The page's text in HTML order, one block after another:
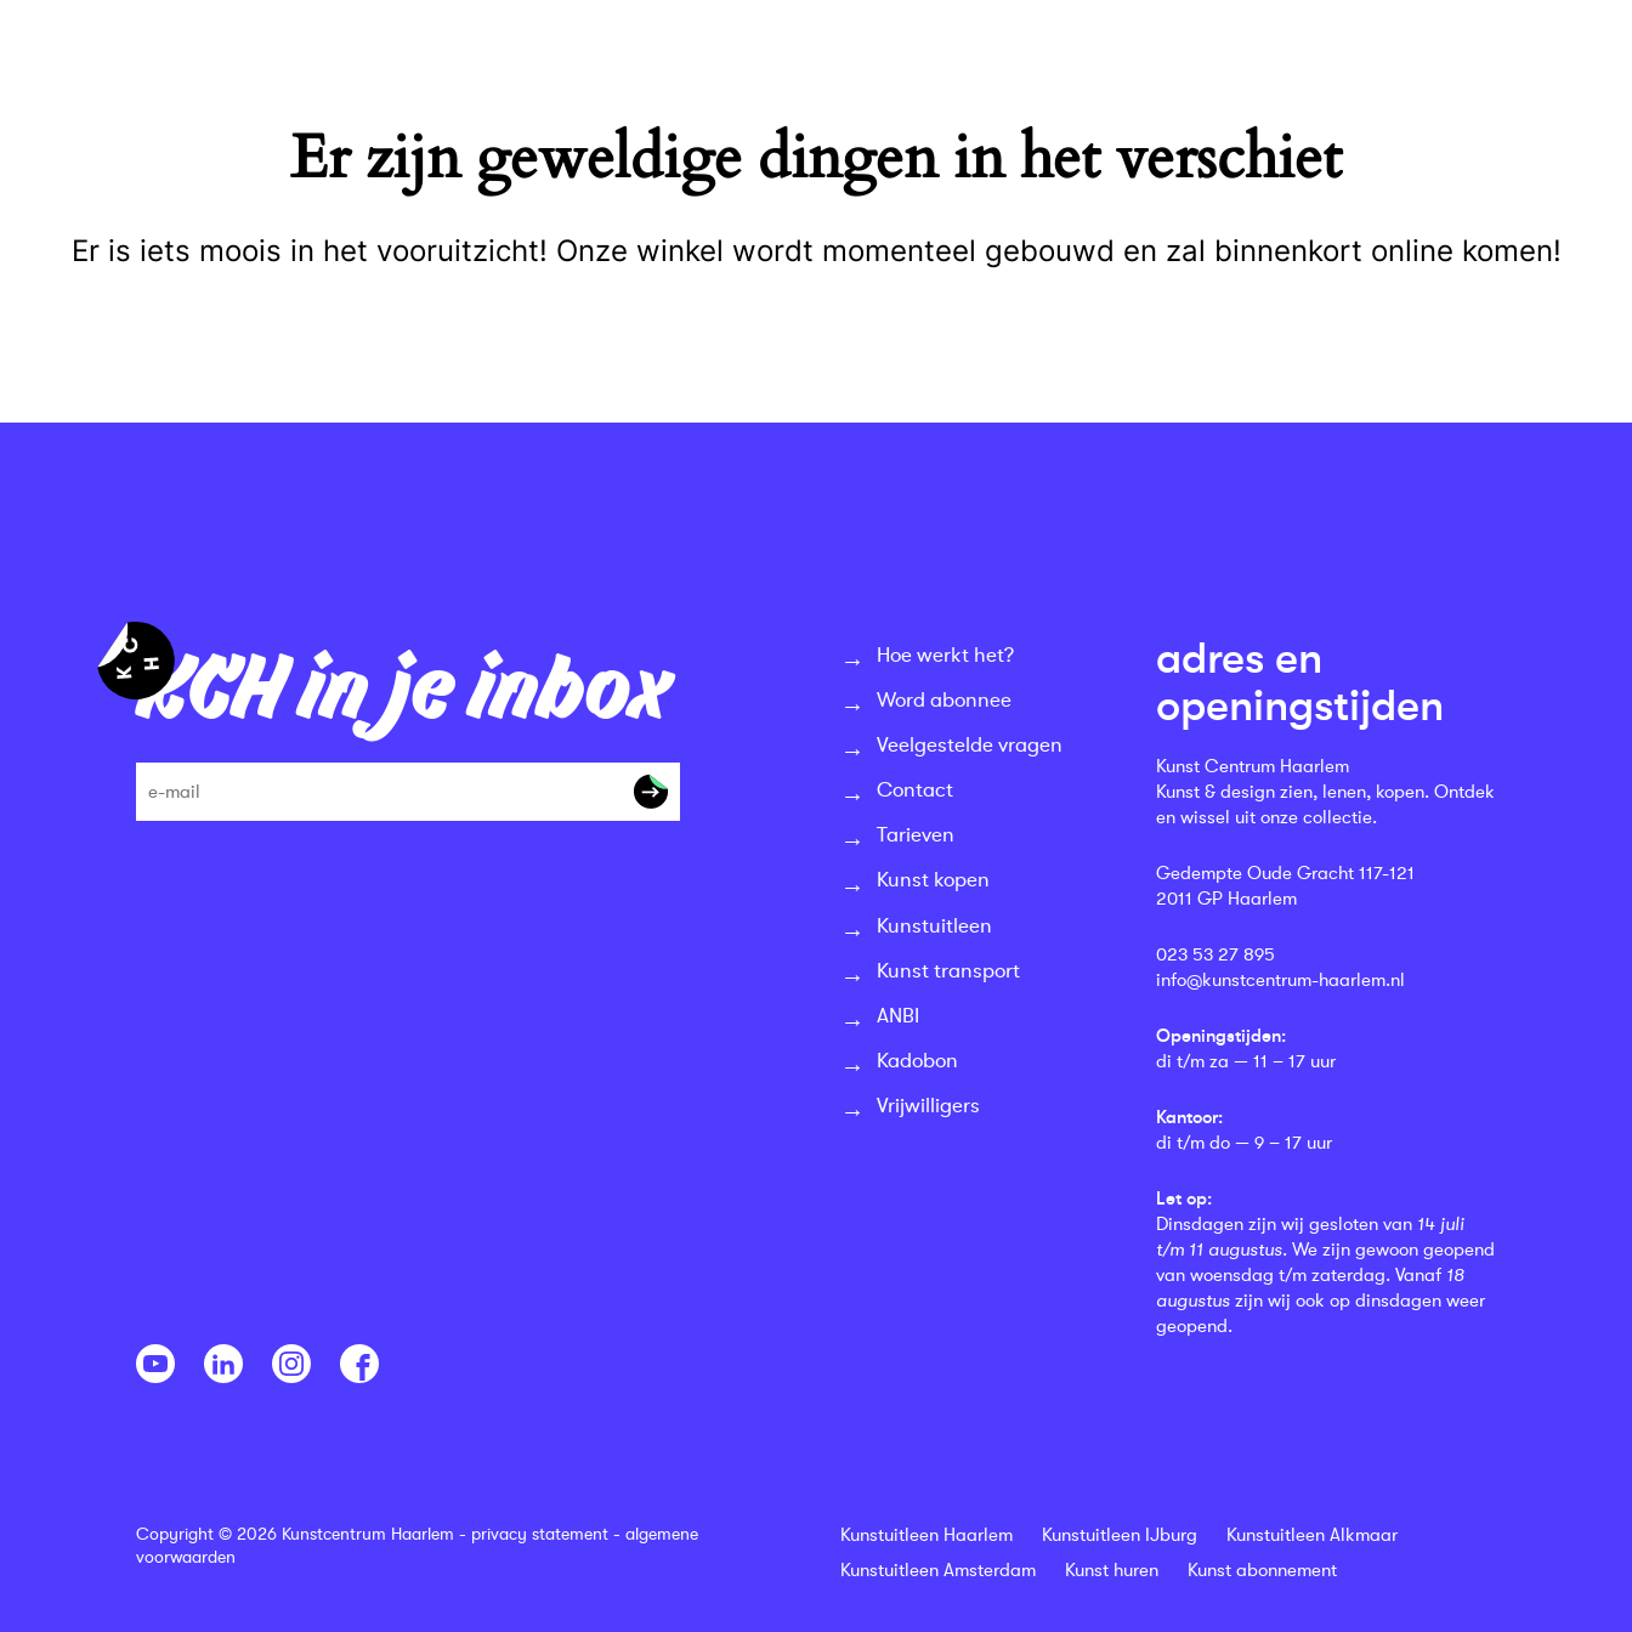
Er zijn geweldige dingen in het verschiet
Er is iets moois in het vooruitzicht! Onze winkel wordt momenteel gebouwd en zal binnenkort online komen!
KCH in je inbox
Hoe werkt het?
Word abonnee
Veelgestelde vragen
Contact
Tarieven
Kunst kopen
Kunstuitleen
Kunst transport
ANBI
Kadobon
Vrijwilligers
adres en
openingstijden
Kunst Centrum Haarlem
Kunst & design zien, lenen, kopen. Ontdek
en wissel uit onze collectie.
Gedempte Oude Gracht 117-121
2011 GP Haarlem
023 53 27 895
info@kunstcentrum-haarlem.nl
Openingstijden:
di t/m za — 11 – 17 uur
Kantoor:
di t/m do — 9 – 17 uur
Let op:
Dinsdagen zijn wij gesloten van 14 juli
t/m 11 augustus. We zijn gewoon geopend
van woensdag t/m zaterdag. Vanaf 18
augustus zijn wij ook op dinsdagen weer
geopend.
Copyright © 2026 Kunstcentrum Haarlem - privacy statement - algemene
voorwaarden
Kunstuitleen Haarlem Kunstuitleen IJburg
Kunstuitleen Alkmaar
Kunstuitleen Amsterdam
Kunst huren Kunst abonnement